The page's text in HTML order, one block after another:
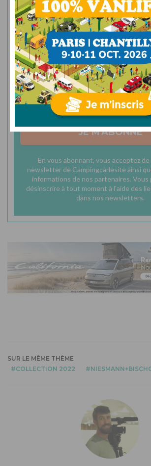
Abonnez-vous à la
Recevez le meilleur de l’actualité du
neuf directement dans votre
JE M'ABONNE
En vous abonnant, vous acceptez
newsletter de Campingcarlesite ainsi
informations de nos partenaires. Vous
désinscrire à tout moment à l'aide des
dans nos newsletters.
SUR LE MÊME THÈME
COLLECTION 2022